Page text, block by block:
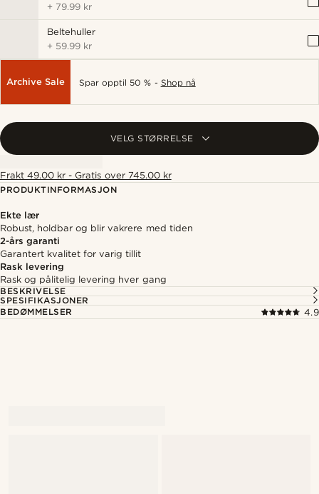
+ 79.99 kr
Beltehuller
+ 59.99 kr
Archive Sale Spar opptil 50 % - Shop nå
VELG STØRRELSE
Frakt 49.00 kr - Gratis over 745.00 kr
PRODUKTINFORMASJON
Ekte lær
Robust, holdbar og blir vakrere med tiden
2-års garanti
Garantert kvalitet for varig tillit
Rask levering
Rask og pålitelig levering hver gang
BESKRIVELSE
SPESIFIKASJONER
BEDØMMELSER
4.9